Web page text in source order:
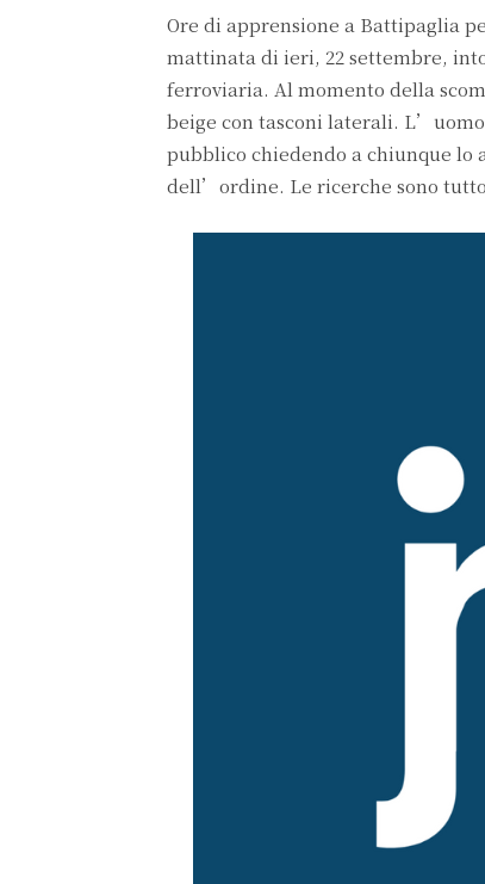
Ore di apprensione a Battipaglia
mattinata di ieri, 22 settembre,
ferroviaria. Al momento della
beige con tasconi laterali.
pubblico chiedendo a chiunque lo
dell’ordine. Le ricerche sono